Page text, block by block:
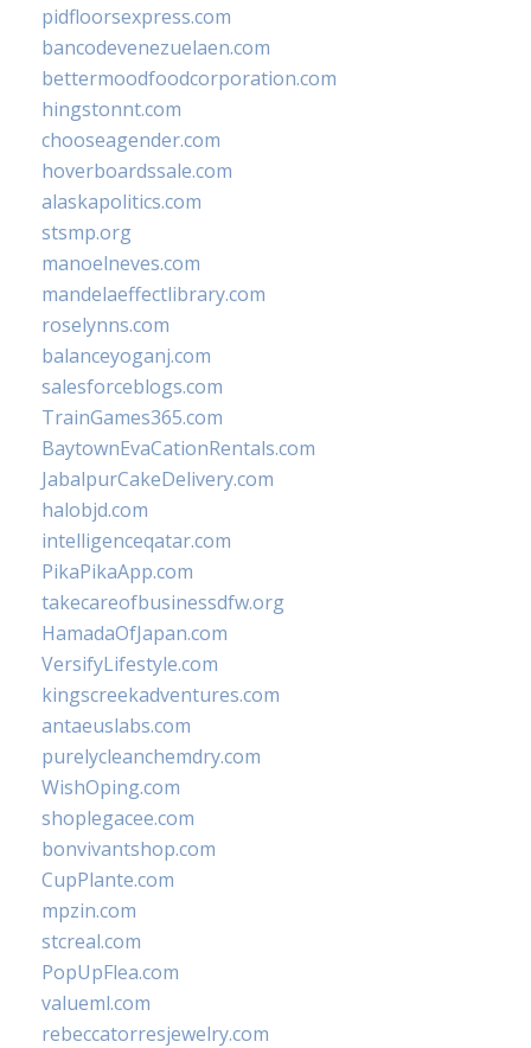
pidfloorsexpress.com
bancodevenezuelaen.com
bettermoodfoodcorporation.com
hingstonnt.com
chooseagender.com
hoverboardssale.com
alaskapolitics.com
stsmp.org
manoelneves.com
mandelaeffectlibrary.com
roselynns.com
balanceyoganj.com
salesforceblogs.com
TrainGames365.com
BaytownEvaCationRentals.com
JabalpurCakeDelivery.com
halobjd.com
intelligenceqatar.com
PikaPikaApp.com
takecareofbusinessdfw.org
HamadaOfJapan.com
VersifyLifestyle.com
kingscreekadventures.com
antaeuslabs.com
purelycleanchemdry.com
WishOping.com
shoplegacee.com
bonvivantshop.com
CupPlante.com
mpzin.com
stcreal.com
PopUpFlea.com
valueml.com
rebeccatorresjewelry.com